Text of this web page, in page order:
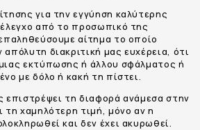
για την εγγύηση καλύτερης
έλεγχο από το προσωπικό της
αίτημα το οποίο
διακριτική μας ευχέρεια, ότι
εκτύπωσης ή άλλου σφάλματος ή
με δόλο ή κακή τη πίστει.
επιστρέψει τη διαφορά ανάμεσα στην
τη χαμηλότερη τιμή, μόνο αν η
και δεν έχει ακυρωθεί.